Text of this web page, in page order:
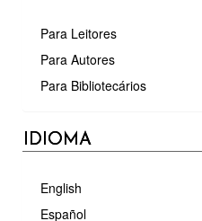
Para Leitores
Para Autores
Para Bibliotecários
IDIOMA
English
Español